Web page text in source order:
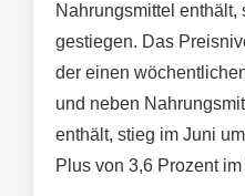
Nahrungsmittel enthält,
gestiegen. Das
der einen
und neben
enthält, stieg im Juni
Plus von 3,6 Prozent im